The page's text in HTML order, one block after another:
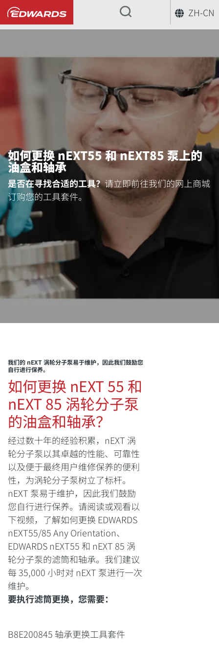
ZH-CN
... 如何更换 nEXT55 和 nEXT85 泵上的
如何更换 nEXT55 和 nEXT85 泵上的
油盒和轴承
是否在寻找合适的工具？请立即前往我们的网上商城
订购您的工具套件。
我们的 nEXT 涡轮分子泵易于维护，因此我们鼓励您
自行进行保养。
如何更换 nEXT 55 和
nEXT 85 涡轮分子泵
的油盒和轴承？
经过数十年的经验积累，nEXT 涡
轮分子泵以其卓越的性能、可靠性
以及便于最终用户维修保养的便利
性，为涡轮分子泵树立了标杆。
nEXT 泵易于维护，因此我们鼓励
您自行进行保养。请阅读或观看以
下视频，了解如何更换 EDWARDS
nEXT55/85 Any Orientation、
EDWARDS nEXT55 和 nEXT 85 涡
轮分子泵的滤筒和轴承。我们建议
每 35,000 小时对 nEXT 泵进行一次
维护。
要执行滤筒更换，您需要：
B8E200845 轴承更换工具套件